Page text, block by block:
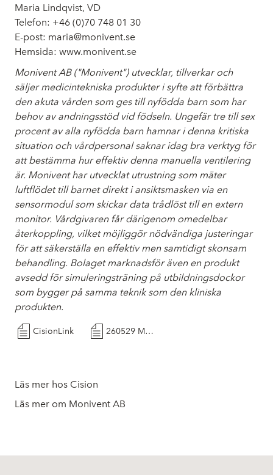
Maria Lindqvist, VD
Telefon: +46 (0)70 748 01 30
E-post: maria@monivent.se
Hemsida: www.monivent.se
Monivent AB ("Monivent") utvecklar, tillverkar och
säljer medicintekniska produkter i syfte att förbättra
den akuta vården som ges till nyfödda barn som har
behov av andningsstöd vid födseln. Ungefär tre till sex
procent av alla nyfödda barn hamnar i denna kritiska
situation och vårdpersonal saknar idag bra verktyg för
att bestämma hur effektiv denna manuella ventilering
är. Monivent har utvecklat utrustning som mäter
luftflödet till barnet direkt i ansiktsmasken via en
sensormodul som skickar data trådlöst till en extern
monitor. Vårdgivaren får därigenom omedelbar
återkoppling, vilket möjliggör nödvändiga justeringar
för att säkerställa en effektiv men samtidigt skonsam
behandling. Bolaget marknadsför även en produkt
avsedd för simuleringsträning på utbildningsdockor
som bygger på samma teknik som den kliniska
produkten.
CisionLink 260529 MDR-processen i Monivent fortskrider enligt plan
Läs mer hos Cision
Läs mer om Monivent AB